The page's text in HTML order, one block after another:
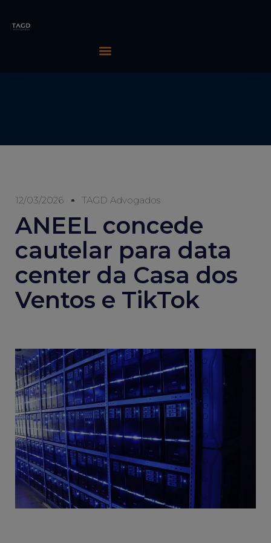
12/03/2026 TAGD Advogados
ANEEL concede
cautelar para data
center da Casa dos
Ventos e TikTok